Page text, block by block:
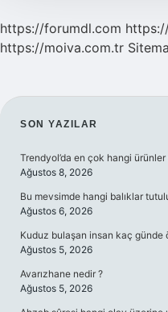
https://forumdl.com
https://moiva.com.tr
SIDEBAR
SON YAZILAR
Trendyol’da en çok hangi ürünler
Ağustos 8, 2026
Bu mevsimde hangi balıklar
Ağustos 6, 2026
Kuduz bulaşan insan kaç günde
Ağustos 5, 2026
Avarızhane nedir ?
Ağustos 5, 2026